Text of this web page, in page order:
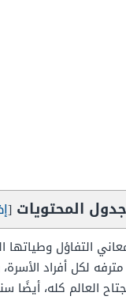
جدول المحتويات [
التفاؤل وطياتها
لكل أفراد
العالم كله، أيضًا